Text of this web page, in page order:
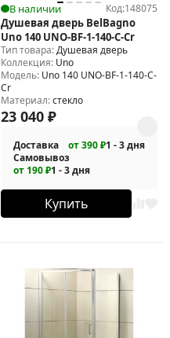
В наличии Код:148075
Душевая дверь BelBagno
Uno 140 UNO-BF-1-140-C-Cr
Тип товара:Душевая дверь
Коллекция: Uno
Модель: Uno 140 UNO-BF-1-140-C-
Cr
Материал:стекло
23 040 ₽
Доставка от 390 ₽1 - 3 дня
Самовывоз
от 190 ₽1 - 3 дня
Купить